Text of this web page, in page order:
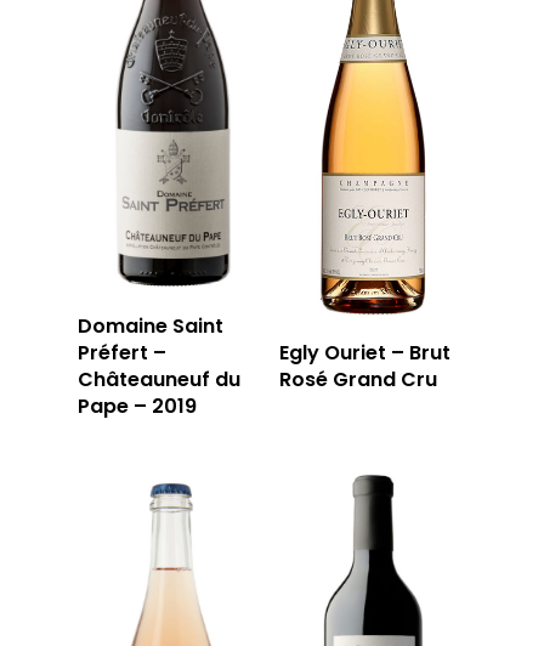
Domaine Saint
Préfert –
Châteauneuf du
Pape – 2019
Egly Ouriet – Brut
Rosé Grand Cru